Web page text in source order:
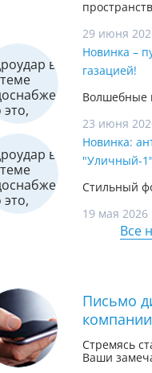
29 июня
Новинка –
газацией!
Волшебные
23 июня
Новинка:
"Уличный-1"
Стильный
19 мая 2026
Все
Письмо
компании
Стремясь
Ваши